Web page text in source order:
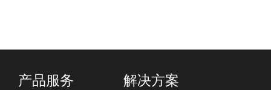
产品服务 解决方案